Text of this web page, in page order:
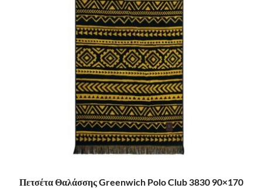
ΠΡΟΣΘΉΚΗ ΣΤΟ ΚΑΛΆΘΙ
Πετσέτα Θαλάσσης Greenwich Polo Club 3830 90×170